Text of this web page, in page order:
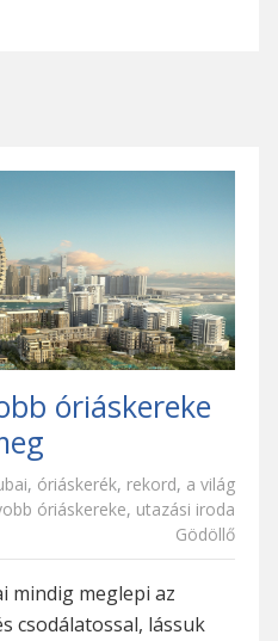
óriáskereke
, óriáskerék, rekord, a világ
óriáskereke, utazási iroda
Gödöllő
mindig meglepi az
csodálatossal, lássuk